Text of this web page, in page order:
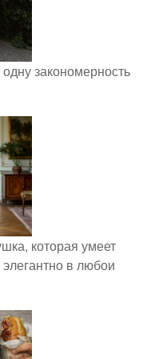
закономерность
которая умеет
в любои